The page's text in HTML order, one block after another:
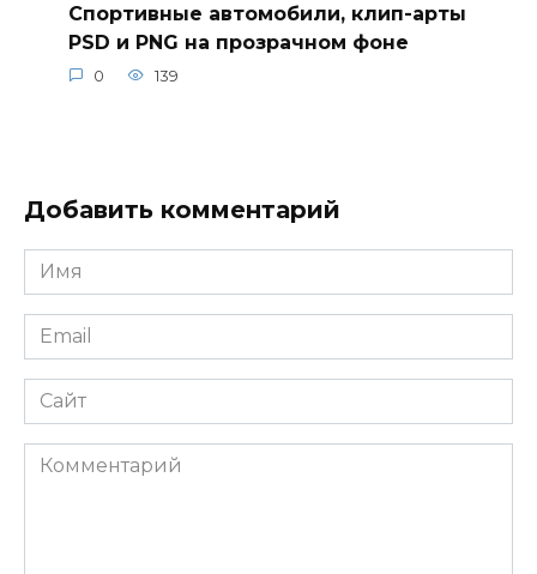
Спортивные автомобили, клип-арты
PSD и PNG на прозрачном фоне
0 139
Добавить комментарий
Имя
*
Email
*
Сайт
Комментарий